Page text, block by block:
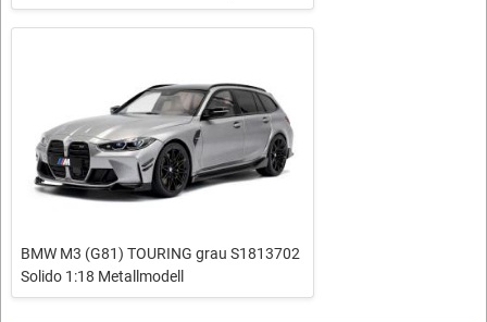
BMW M3 (G81) TOURING grau S1813702
Solido 1:18 Metallmodell